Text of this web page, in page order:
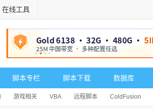
在线工具
脚本专栏 脚本下载 数据库
游戏相关 VBA 远程脚本 ColdFusion